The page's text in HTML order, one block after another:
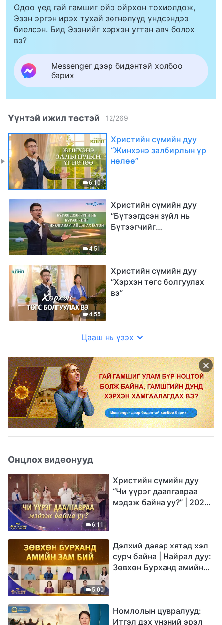
Одоо үед гай гамшиг ойр ойрхон тохиолдож,
Эзэн эргэн ирэх тухай зөгнөлүүд үндсэндээ
биелсэн. Бид Эзэнийг хэрхэн угтан авч болох
вэ?
Messenger дээр бидэнтэй холбоо
барих
Үүнтэй ижил төстэй 12/269
6:10
Христийн сүмийн дуу
“Жинхэнэ залбирлын үр
нөлөө”
4:51
Христийн сүмийн дуу
“Бүтээгдсэн зүйл нь
Бүтээгчийг
4:55
Христийн сүмийн дуу
“Хэрхэн төгс болгуулах
вэ”
Цааш нь үзэх
Онцлох видеонууд
6:11
Христийн сүмийн дуу
“Чи үүрэг даалгавраа
мэдэж байна уу?” | 2026
5:00
Дэлхий даяар хятад хэл
сурч байна | Найрал дуу:
Зөвхөн Бурханд амийн
Номлолын цувралууд:
Итгэл дэх үнэний эрэл